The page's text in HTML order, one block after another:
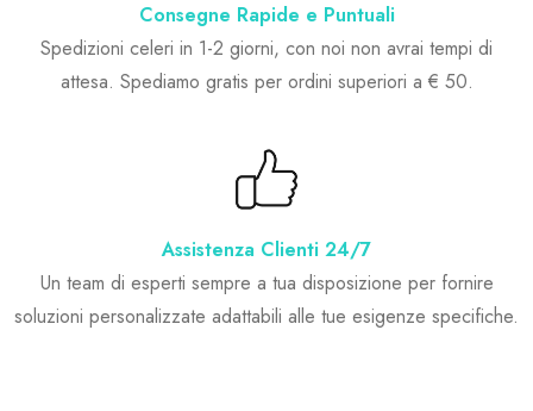
Consegne Rapide e Puntuali
Spedizioni celeri in 1-2 giorni, con noi non avrai tempi di
attesa. Spediamo gratis per ordini superiori a € 50.
Assistenza Clienti 24/7
Un team di esperti sempre a tua disposizione per fornire
soluzioni personalizzate adattabili alle tue esigenze specifiche.